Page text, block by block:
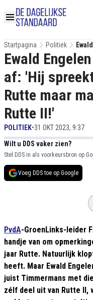
Startpagina Politiek
Zelf
Ewald
af: 'Hij
Rutte maar
Rutte II!'
POLITIEK•31 OKT 2023, 9:37
Wilt u DDS vaker zien?
Stel DDS in als voorkeursbron op
Voeg DDS toe op Google
PvdA-GroenLinks-leider
handje van om
jaar Rutte. Natuurlijk
heeft. Maar Ewald
juist Timmermans met
zélf deel uit van Rutte II,